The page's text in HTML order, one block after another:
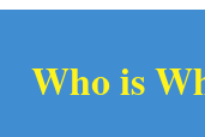
Who is